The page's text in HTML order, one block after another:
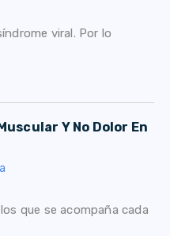
viral. Por lo
Y No Dolor En
que se acompaña cada